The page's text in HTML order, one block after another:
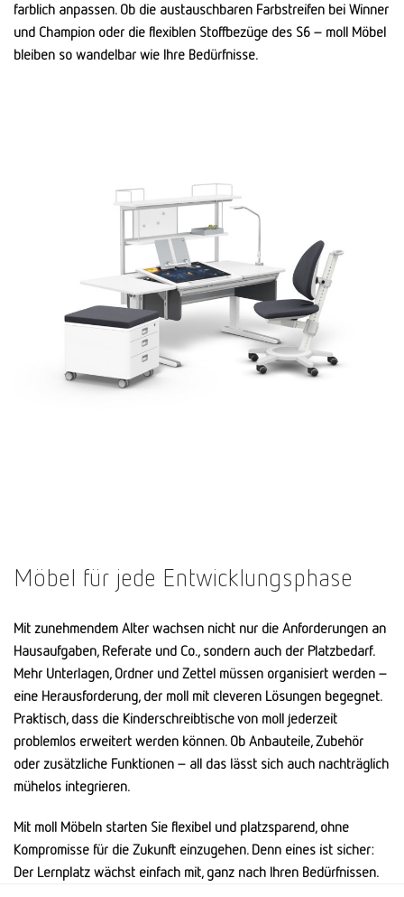
farblich anpassen. Ob die austauschbaren Farbstreifen bei Winner
und Champion oder die flexiblen Stoffbezüge des S6 – moll Möbel
bleiben so wandelbar wie Ihre Bedürfnisse.
Möbel für jede Entwicklungsphase
Mit zunehmendem Alter wachsen nicht nur die Anforderungen an
Hausaufgaben, Referate und Co., sondern auch der Platzbedarf.
Mehr Unterlagen, Ordner und Zettel müssen organisiert werden –
eine Herausforderung, der moll mit cleveren Lösungen begegnet.
Praktisch, dass die Kinderschreibtische von moll jederzeit
problemlos erweitert werden können. Ob Anbauteile, Zubehör
oder zusätzliche Funktionen – all das lässt sich auch nachträglich
mühelos integrieren.
Mit moll Möbeln starten Sie flexibel und platzsparend, ohne
Kompromisse für die Zukunft einzugehen. Denn eines ist sicher:
Der Lernplatz wächst einfach mit, ganz nach Ihren Bedürfnissen.